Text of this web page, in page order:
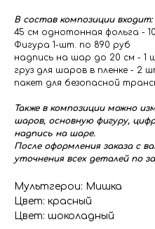
В состав композиции входит:
45 см однотонная фольга -
Фигура 1-шт. по 890 руб
надпись на шар до 20 см - 1
груз для шаров в пленке - 2
пакет для безопасной
Также в композиции можно
шаров, основную фигуру,
надпись на шаре.
После оформления заказа с
уточнения всех деталей по
Мультгерои: Мишка
Цвет: красный
Цвет: шоколадный